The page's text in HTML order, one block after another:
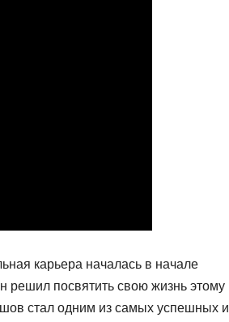
карьера началась в начале
решил посвятить свою жизнь этому
стал одним из самых успешных и